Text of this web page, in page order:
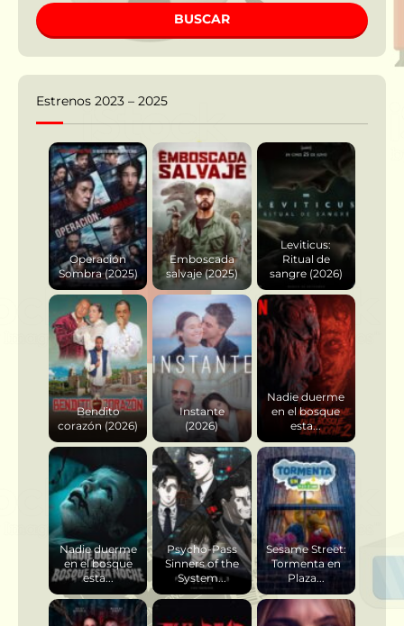
BUSCAR
Estrenos 2023 – 2025
Operación
Sombra (2025)
Emboscada
salvaje (2025)
Leviticus:
Ritual de
sangre (2026)
Bendito
corazón (2026)
Instante
(2026)
Nadie duerme
en el bosque
esta...
Nadie duerme
en el bosque
esta...
Psycho-Pass
Sinners of the
System...
Sesame Street:
Tormenta en
Plaza...